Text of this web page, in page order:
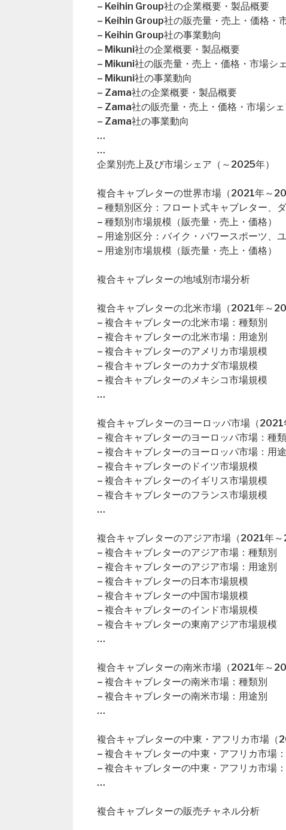
– Keihin Group社の企業概要・製品概要
– Keihin Group社の販売量・売上・価格・
– Keihin Group社の事業動向
– Mikuni社の企業概要・製品概要
– Mikuni社の販売量・売上・価格・市場シ
– Mikuni社の事業動向
– Zama社の企業概要・製品概要
– Zama社の販売量・売上・価格・市場シ
– Zama社の事業動向
…
…
企業別売上及び市場シェア（～2025年）
複合キャブレターの世界市場（2021年～
– 種類別区分：フロート式キャブレター、
– 種類別市場規模（販売量・売上・価格）
– 用途別区分：バイク・パワースポーツ、
– 用途別市場規模（販売量・売上・価格）
複合キャブレターの地域別市場分析
複合キャブレターの北米市場（2021年～
– 複合キャブレターの北米市場：種類別
– 複合キャブレターの北米市場：用途別
– 複合キャブレターのアメリカ市場規模
– 複合キャブレターのカナダ市場規模
– 複合キャブレターのメキシコ市場規模
…
複合キャブレターのヨーロッパ市場（2021
– 複合キャブレターのヨーロッパ市場：種
– 複合キャブレターのヨーロッパ市場：用
– 複合キャブレターのドイツ市場規模
– 複合キャブレターのイギリス市場規模
– 複合キャブレターのフランス市場規模
…
複合キャブレターのアジア市場（2021年～
– 複合キャブレターのアジア市場：種類別
– 複合キャブレターのアジア市場：用途別
– 複合キャブレターの日本市場規模
– 複合キャブレターの中国市場規模
– 複合キャブレターのインド市場規模
– 複合キャブレターの東南アジア市場規模
…
複合キャブレターの南米市場（2021年～
– 複合キャブレターの南米市場：種類別
– 複合キャブレターの南米市場：用途別
…
複合キャブレターの中東・アフリカ市場（
– 複合キャブレターの中東・アフリカ市場
– 複合キャブレターの中東・アフリカ市場
…
複合キャブレターの販売チャネル分析